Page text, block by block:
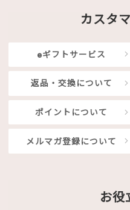
カスタ
eギフトサービス
返品・交換について
ポイントについて
メルマガ登録について
お役